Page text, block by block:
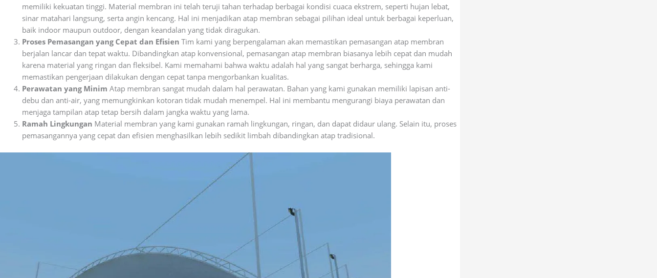
memiliki kekuatan tinggi. Material membran ini telah teruji tahan terhadap berbagai kondisi cuaca ekstrem, seperti hujan lebat,
sinar matahari langsung, serta angin kencang. Hal ini menjadikan atap membran sebagai pilihan ideal untuk berbagai keperluan,
baik indoor maupun outdoor, dengan keandalan yang tidak diragukan.
Proses Pemasangan yang Cepat dan Efisien Tim kami yang berpengalaman akan memastikan pemasangan atap membran
berjalan lancar dan tepat waktu. Dibandingkan atap konvensional, pemasangan atap membran biasanya lebih cepat dan mudah
karena material yang ringan dan fleksibel. Kami memahami bahwa waktu adalah hal yang sangat berharga, sehingga kami
memastikan pengerjaan dilakukan dengan cepat tanpa mengorbankan kualitas.
Perawatan yang Minim Atap membran sangat mudah dalam hal perawatan. Bahan yang kami gunakan memiliki lapisan anti-
debu dan anti-air, yang memungkinkan kotoran tidak mudah menempel. Hal ini membantu mengurangi biaya perawatan dan
menjaga tampilan atap tetap bersih dalam jangka waktu yang lama.
Ramah Lingkungan Material membran yang kami gunakan ramah lingkungan, ringan, dan dapat didaur ulang. Selain itu, proses
pemasangannya yang cepat dan efisien menghasilkan lebih sedikit limbah dibandingkan atap tradisional.